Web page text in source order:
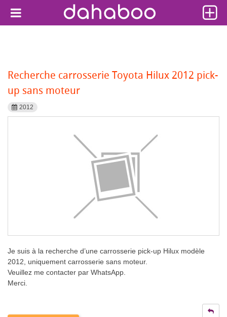
Recherche carrosserie Toyota Hilux 2012 pick-
up sans moteur
2012
Je suis à la recherche d’une carrosserie pick-up Hilux modèle
2012, uniquement carrosserie sans moteur.
Veuillez me contacter par WhatsApp.
Merci.